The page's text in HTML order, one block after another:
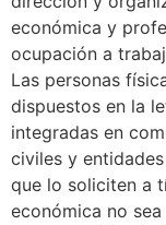
económica y
ocupación a
Las personas
dispuestos en la
integradas en
civiles y
que lo soliciten a
económica no